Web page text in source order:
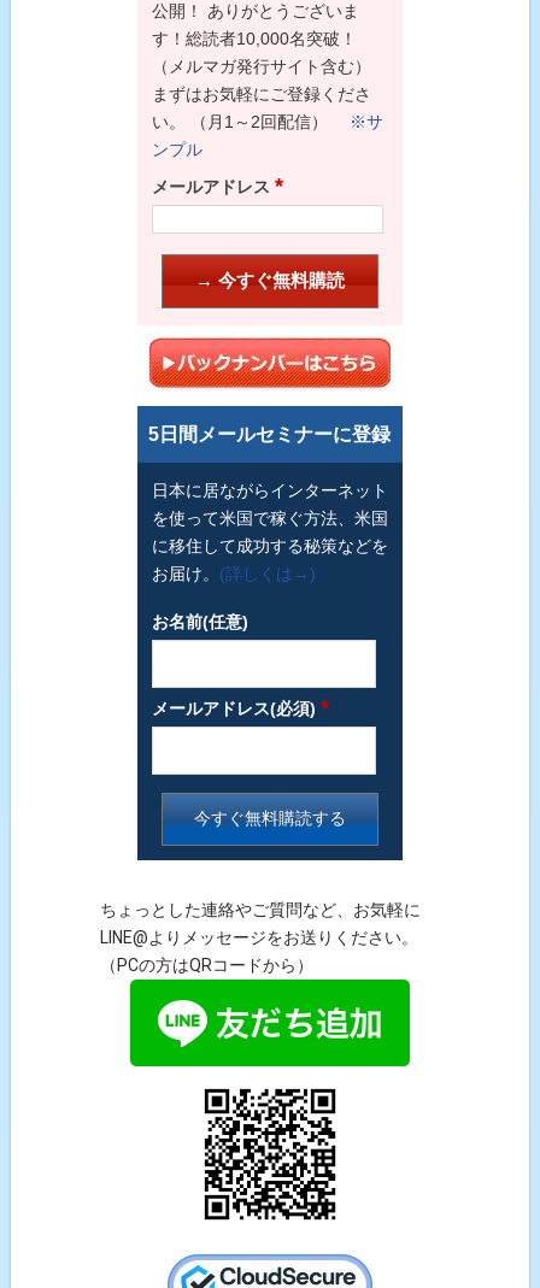
公開！ ありがとうございま
す！総読者10,000名突破！
（メルマガ発行サイト含む）
まずはお気軽にご登録くださ
い。 （月1～2回配信）
※サ
ンプル
メールアドレス *
5日間メールセミナーに登録
日本に居ながらインターネット
を使って米国で稼ぐ方法、米国
に移住して成功する秘策などを
お届け。 (詳しくは→)
お名前(任意)
メールアドレス(必須) *
ちょっとした連絡やご質問など、お気軽に
LINE@よりメッセージをお送りください。
（PCの方はQRコードから）